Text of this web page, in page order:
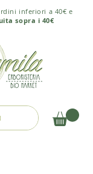
inferiori a 40€ e
sopra i 40€